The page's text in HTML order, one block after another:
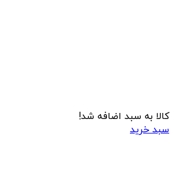
کالا به سبد اضافه شد!
سبد خرید